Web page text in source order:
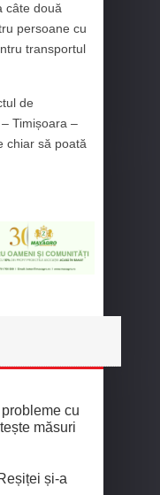
câte două
persoane cu
transportul
de
Timișoara –
chiar să poată
cu
măsuri
și-a